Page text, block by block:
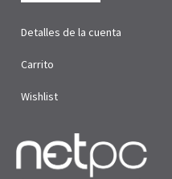
Detalles de la cuenta
Carrito
Wishlist